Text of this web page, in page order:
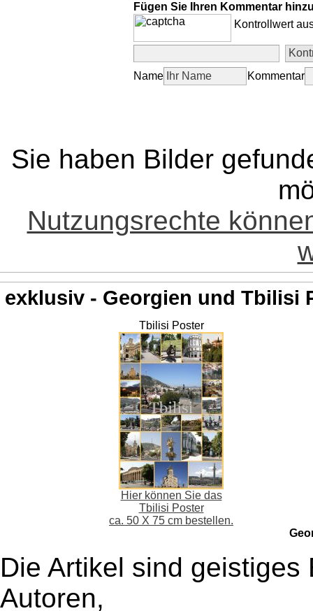
Fügen Sie Ihren Kommentar
Kontrollwert
Name Kommentar
Sie haben Bilder
Nutzungsrechte
exklusiv - Georgien und Tbilisi
Tbilisi Poster
Hier können Sie das
Tbilisi Poster
ca. 50 X 75 cm bestellen.
Die Artikel sind
Autoren,